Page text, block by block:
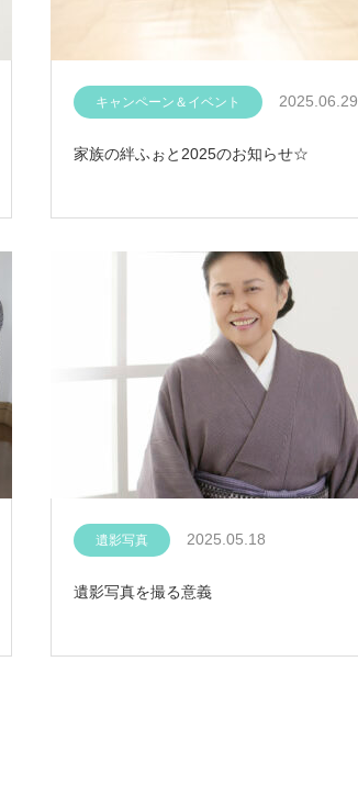
キャンペーン＆イベント 2025.06.29
家族の絆ふぉと2025のお知らせ☆
遺影写真 2025.05.18
遺影写真を撮る意義